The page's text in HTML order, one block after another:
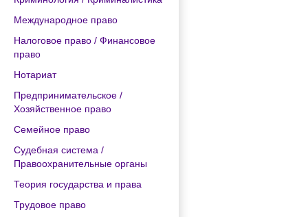
Международное право
Налоговое право / Финансовое
право
Нотариат
Предпринимательское /
Хозяйственное право
Семейное право
Судебная система /
Правоохранительные органы
Теория государства и права
Трудовое право